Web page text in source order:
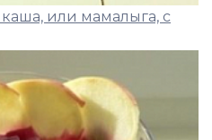
или мамалыга, с